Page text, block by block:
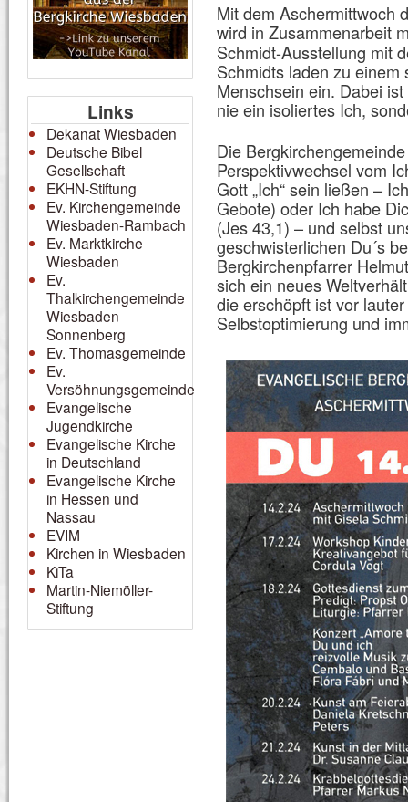
Mit dem Aschermittwoch
wird in Zusammenarbeit
Schmidt-Ausstellung mit
Schmidts laden zu
Menschsein ein. Dabei
nie ein isoliertes Ich,
Die
Perspektivwechsel vom
Gott „Ich“ sein ließen –
Gebote) oder Ich habe
(Jes 43,1) – und selbst
geschwisterlichen Du´s
Bergkirchenpfarrer
sich ein neues
die erschöpft ist vor
Selbstoptimierung und
Links
Dekanat Wiesbaden
Deutsche Bibel
Gesellschaft
EKHN-Stiftung
Ev. Kirchengemeinde
Wiesbaden-Rambach
Ev. Marktkirche
Wiesbaden
Ev.
Thalkirchengemeinde
Wiesbaden
Sonnenberg
Ev. Thomasgemeinde
Ev.
Versöhnungsgemeinde
Evangelische
Jugendkirche
Evangelische Kirche
in Deutschland
Evangelische Kirche
in Hessen und
Nassau
EVIM
Kirchen in Wiesbaden
KiTa
Martin-Niemöller-
Stiftung